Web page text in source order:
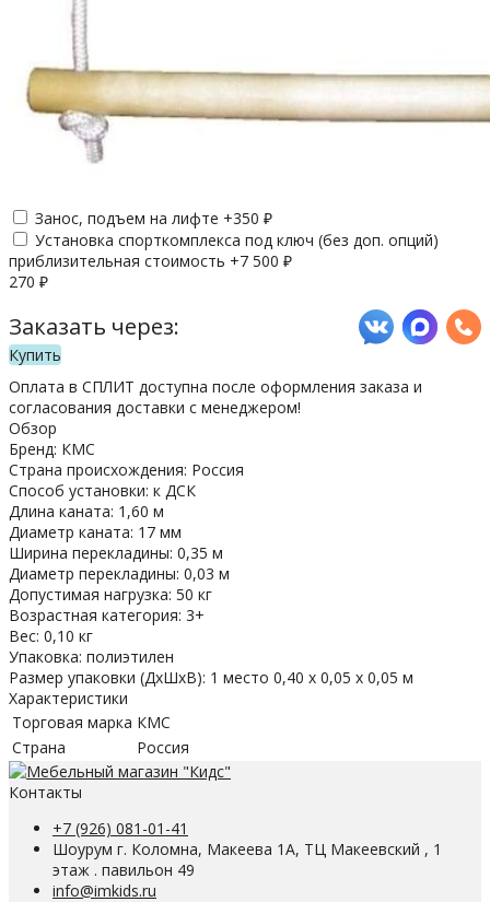
Занос, подъем на лифте +350 ₽
Установка спорткомплекса под ключ (без доп. опций)
приблизительная стоимость +7 500 ₽
270 ₽
Заказать через:
Купить
Оплата в СПЛИТ доступна после оформления заказа и
согласования доставки с менеджером!
Обзор
Бренд: КМС
Страна происхождения: Россия
Способ установки: к ДСК
Длина каната: 1,60 м
Диаметр каната: 17 мм
Ширина перекладины: 0,35 м
Диаметр перекладины: 0,03 м
Допустимая нагрузка: 50 кг
Возрастная категория: 3+
Вес: 0,10 кг
Упаковка: полиэтилен
Размер упаковки (ДхШхВ): 1 место 0,40 х 0,05 х 0,05 м
Характеристики
Торговая марка КМС
Страна
Россия
Контакты
+7 (926) 081-01-41
Шоурум г. Коломна, Макеева 1А, ТЦ Макеевский , 1
этаж . павильон 49
info@imkids.ru